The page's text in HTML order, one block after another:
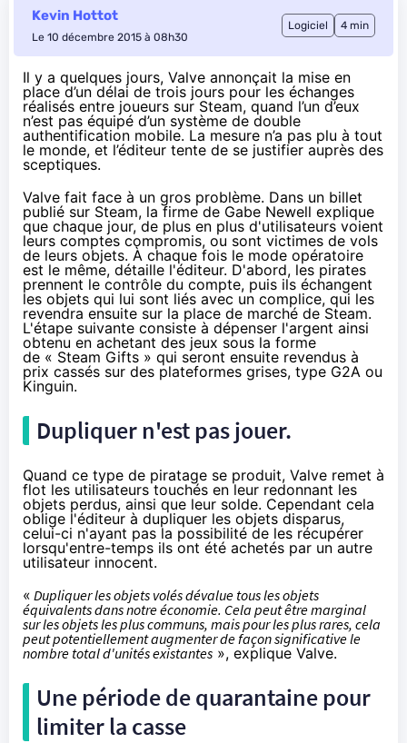
Kevin Hottot
Le 10 décembre 2015 à 08h30
Logiciel 4 min
Il y a quelques jours, Valve annonçait la mise en
place d’un délai de trois jours pour les échanges
réalisés entre joueurs sur Steam, quand l’un d’eux
n’est pas équipé d’un système de double
authentification mobile. La mesure n’a pas plu à tout
le monde, et l’éditeur tente de se justifier auprès des
sceptiques.
Valve fait face à un gros problème. Dans un billet
publié sur Steam, la firme de Gabe Newell explique
que chaque jour, de plus en plus d'utilisateurs voient
leurs comptes compromis, ou sont victimes de vols
de leurs objets. À chaque fois le mode opératoire
est le même, détaille l'éditeur. D'abord, les pirates
prennent le contrôle du compte, puis ils échangent
les objets qui lui sont liés avec un complice, qui les
revendra ensuite sur la place de marché de Steam.
L'étape suivante consiste à dépenser l'argent ainsi
obtenu en achetant des jeux sous la forme
de « Steam Gifts » qui seront ensuite revendus à
prix cassés sur des plateformes grises, type G2A ou
Kinguin.
Dupliquer n'est pas jouer.
Quand ce type de piratage se produit, Valve remet à
flot les utilisateurs touchés en leur redonnant les
objets perdus, ainsi que leur solde. Cependant cela
oblige l'éditeur à dupliquer les objets disparus,
celui-ci n'ayant pas la possibilité de les récupérer
lorsqu'entre-temps ils ont été achetés par un autre
utilisateur innocent.
« Dupliquer les objets volés dévalue tous les objets
équivalents dans notre économie. Cela peut être marginal
sur les objets les plus communs, mais pour les plus rares, cela
peut potentiellement augmenter de façon significative le
nombre total d'unités existantes », explique Valve.
Une période de quarantaine pour
limiter la casse